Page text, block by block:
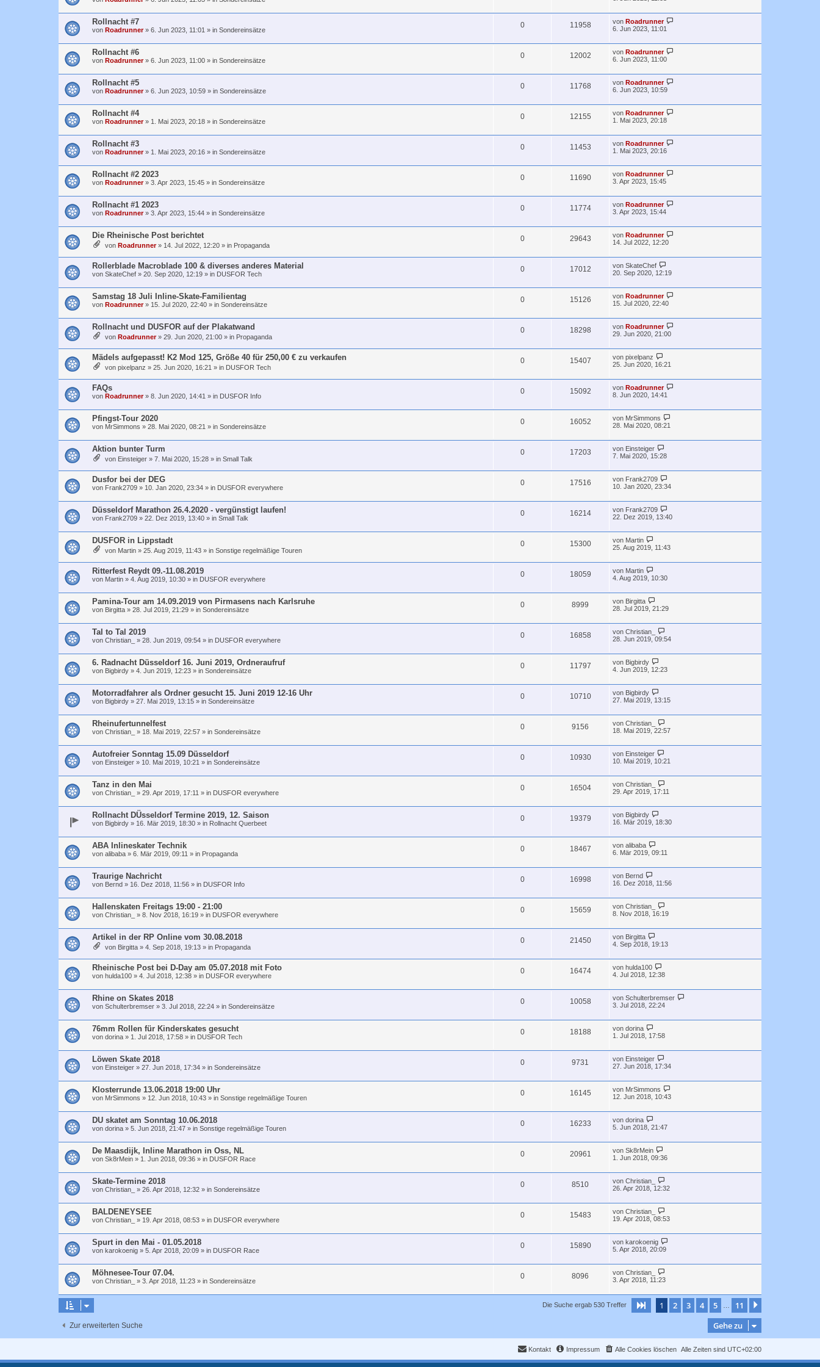
Rollnacht #7
von Roadrunner» 6. Jun 2023, 11:01 » in Sondereinsätze
0 11958 von Roadrunner
6. Jun 2023, 11:01
Rollnacht #6
von Roadrunner» 6. Jun 2023, 11:00 » in Sondereinsätze
0 12002 von Roadrunner
6. Jun 2023, 11:00
Rollnacht #5
von Roadrunner» 6. Jun 2023, 10:59 » in Sondereinsätze
0 11768 von Roadrunner
6. Jun 2023, 10:59
Rollnacht #4
von Roadrunner» 1. Mai 2023, 20:18 » in Sondereinsätze
0 12155 von Roadrunner
1. Mai 2023, 20:18
Rollnacht #3
von Roadrunner» 1. Mai 2023, 20:16 » in Sondereinsätze
0 11453 von Roadrunner
1. Mai 2023, 20:16
Rollnacht #2 2023
von Roadrunner» 3. Apr 2023, 15:45 » in Sondereinsätze
0 11690 von Roadrunner
3. Apr 2023, 15:45
Rollnacht #1 2023
von Roadrunner» 3. Apr 2023, 15:44 » in Sondereinsätze
0 11774 von Roadrunner
3. Apr 2023, 15:44
Die Rheinische Post berichtet
von Roadrunner» 14. Jul 2022, 12:20 » in Propaganda
0 29643 von Roadrunner
14. Jul 2022, 12:20
Rollerblade Macroblade 100 & diverses anderes Material
von SkateChef » 20. Sep 2020, 12:19 » in DUSFOR Tech
0 17012 von SkateChef
20. Sep 2020, 12:19
Samstag 18 Juli Inline-Skate-Familientag
von Roadrunner» 15. Jul 2020, 22:40 » in Sondereinsätze
0 15126 von Roadrunner
15. Jul 2020, 22:40
Rollnacht und DUSFOR auf der Plakatwand
von Roadrunner» 29. Jun 2020, 21:00 » in Propaganda
0 18298 von Roadrunner
29. Jun 2020, 21:00
Mädels aufgepasst! K2 Mod 125, Größe 40 für 250,00 € zu verkaufen
von pixelpanz » 25. Jun 2020, 16:21 » in DUSFOR Tech
0 15407 von pixelpanz
25. Jun 2020, 16:21
FAQs
von Roadrunner» 8. Jun 2020, 14:41 » in DUSFOR Info
0 15092 von Roadrunner
8. Jun 2020, 14:41
Pfingst-Tour 2020
von MrSimmons » 28. Mai 2020, 08:21 » in Sondereinsätze
0 16052 von MrSimmons
28. Mai 2020, 08:21
Aktion bunter Turm
von Einsteiger » 7. Mai 2020, 15:28 » in Small Talk
0 17203 von Einsteiger
7. Mai 2020, 15:28
Dusfor bei der DEG
von Frank2709 » 10. Jan 2020, 23:34 » in DUSFOR everywhere
0 17516 von Frank2709
10. Jan 2020, 23:34
Düsseldorf Marathon 26.4.2020 - vergünstigt laufen!
von Frank2709 » 22. Dez 2019, 13:40 » in Small Talk
0 16214 von Frank2709
22. Dez 2019, 13:40
DUSFOR in Lippstadt
von Martin » 25. Aug 2019, 11:43 » in Sonstige regelmäßige Touren
0 15300 von Martin
25. Aug 2019, 11:43
Ritterfest Reydt 09.-11.08.2019
von Martin » 4. Aug 2019, 10:30 » in DUSFOR everywhere
0 18059 von Martin
4. Aug 2019, 10:30
Pamina-Tour am 14.09.2019 von Pirmasens nach Karlsruhe
von Birgitta » 28. Jul 2019, 21:29 » in Sondereinsätze
0 8999 von Birgitta
28. Jul 2019, 21:29
Tal to Tal 2019
von Christian_ » 28. Jun 2019, 09:54 » in DUSFOR everywhere
0 16858 von Christian_
28. Jun 2019, 09:54
6. Radnacht Düsseldorf 16. Juni 2019, Ordneraufruf
von Bigbirdy » 4. Jun 2019, 12:23 » in Sondereinsätze
0 11797 von Bigbirdy
4. Jun 2019, 12:23
Motorradfahrer als Ordner gesucht 15. Juni 2019 12-16 Uhr
von Bigbirdy » 27. Mai 2019, 13:15 » in Sondereinsätze
0 10710 von Bigbirdy
27. Mai 2019, 13:15
Rheinufertunnelfest
von Christian_ » 18. Mai 2019, 22:57 » in Sondereinsätze
0 9156 von Christian_
18. Mai 2019, 22:57
Autofreier Sonntag 15.09 Düsseldorf
von Einsteiger » 10. Mai 2019, 10:21 » in Sondereinsätze
0 10930 von Einsteiger
10. Mai 2019, 10:21
Tanz in den Mai
von Christian_ » 29. Apr 2019, 17:11 » in DUSFOR everywhere
0 16504 von Christian_
29. Apr 2019, 17:11
Rollnacht DÜsseldorf Termine 2019, 12. Saison
von Bigbirdy » 16. Mär 2019, 18:30 » in Rollnacht Querbeet
0 19379 von Bigbirdy
16. Mär 2019, 18:30
ABA Inlineskater Technik
von alibaba » 6. Mär 2019, 09:11 » in Propaganda
0 18467 von alibaba
6. Mär 2019, 09:11
Traurige Nachricht
von Bernd » 16. Dez 2018, 11:56 » in DUSFOR Info
0 16998 von Bernd
16. Dez 2018, 11:56
Hallenskaten Freitags 19:00 - 21:00
von Christian_ » 8. Nov 2018, 16:19 » in DUSFOR everywhere
0 15659 von Christian_
8. Nov 2018, 16:19
Artikel in der RP Online vom 30.08.2018
von Birgitta » 4. Sep 2018, 19:13 » in Propaganda
0 21450 von Birgitta
4. Sep 2018, 19:13
Rheinische Post bei D-Day am 05.07.2018 mit Foto
von hulda100 » 4. Jul 2018, 12:38 » in DUSFOR everywhere
0 16474 von hulda100
4. Jul 2018, 12:38
Rhine on Skates 2018
von Schulterbremser » 3. Jul 2018, 22:24 » in Sondereinsätze
0 10058 von Schulterbremser
3. Jul 2018, 22:24
76mm Rollen für Kinderskates gesucht
von dorina » 1. Jul 2018, 17:58 » in DUSFOR Tech
0 18188 von dorina
1. Jul 2018, 17:58
Löwen Skate 2018
von Einsteiger » 27. Jun 2018, 17:34 » in Sondereinsätze
0 9731 von Einsteiger
27. Jun 2018, 17:34
Klosterrunde 13.06.2018 19:00 Uhr
von MrSimmons » 12. Jun 2018, 10:43 » in Sonstige regelmäßige Touren
0 16145 von MrSimmons
12. Jun 2018, 10:43
DU skatet am Sonntag 10.06.2018
von dorina » 5. Jun 2018, 21:47 » in Sonstige regelmäßige Touren
0 16233 von dorina
5. Jun 2018, 21:47
De Maasdijk, Inline Marathon in Oss, NL
von Sk8rMein » 1. Jun 2018, 09:36 » in DUSFOR Race
0 20961 von Sk8rMein
1. Jun 2018, 09:36
Skate-Termine 2018
von Christian_ » 26. Apr 2018, 12:32 » in Sondereinsätze
0 8510 von Christian_
26. Apr 2018, 12:32
BALDENEYSEE
von Christian_ » 19. Apr 2018, 08:53 » in DUSFOR everywhere
0 15483 von Christian_
19. Apr 2018, 08:53
Spurt in den Mai - 01.05.2018
von karokoenig » 5. Apr 2018, 20:09 » in DUSFOR Race
0 15890 von karokoenig
5. Apr 2018, 20:09
Möhnesee-Tour 07.04.
von Christian_ » 3. Apr 2018, 11:23 » in Sondereinsätze
0 8096 von Christian_
3. Apr 2018, 11:23
Die Suche ergab 530 Treffer Seite von11
1 2 3 4 5 11
Zur erweiterten Suche Gehe zu
Alle Zeiten sind UTC+02:00
Alle Cookies löschen
Impressum
Kontakt